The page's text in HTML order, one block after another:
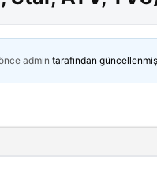
admin tarafından